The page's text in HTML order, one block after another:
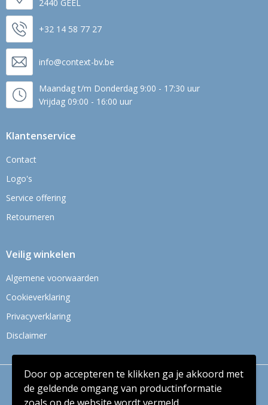
2440 GEEL
+32 14 58 77 27
info@context-bv.be
Maandag t/m Donderdag 9:00 - 17:30 uur
Vrijdag 09:00 - 16:00 uur
Klantenservice
Contact
Logo's
Service offering
Retourneren
Veilig winkelen
Algemene voorwaarden
Cookieverklaring
Privacyverklaring
Disclaimer
© Copyright Context BV 2024
Door op accepteren te klikken ga je akkoord met
de geldende omgang van productinformatie